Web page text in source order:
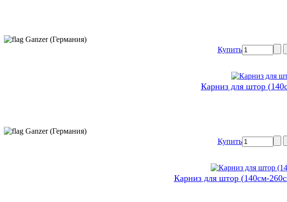
Ganzer (Германия)
Купить
Карниз для штор
Ganzer (Германия)
Купить
Карниз для штор (140см-